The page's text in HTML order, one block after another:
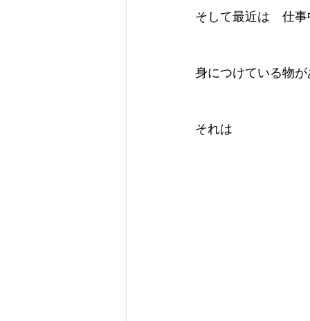
そして最近は　仕
身につけている物
それは